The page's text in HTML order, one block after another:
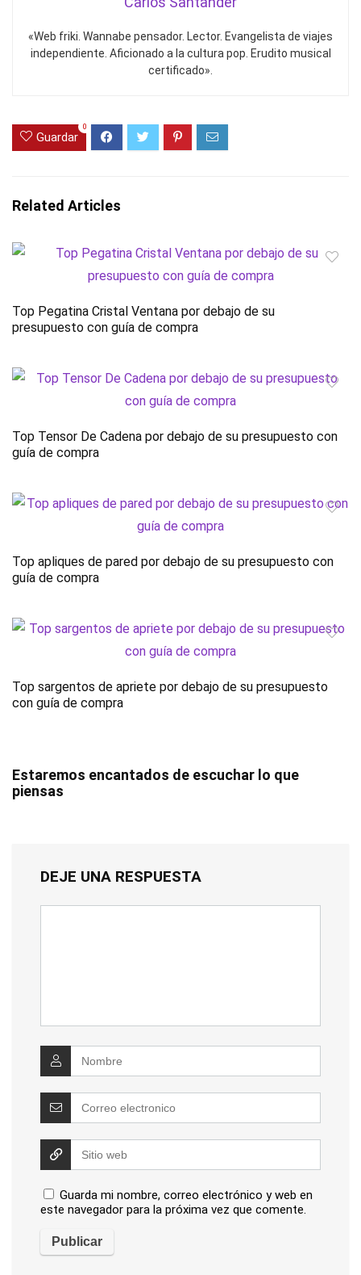
«Web friki. Wannabe pensador. Lector. Evangelista de viajes
independiente. Aficionado a la cultura pop. Erudito musical
certificado».
Guardar
0
Related Articles
Top Pegatina Cristal Ventana por debajo de su
presupuesto con guía de compra
Top Tensor De Cadena por debajo de su presupuesto con
guía de compra
Top apliques de pared por debajo de su presupuesto con
guía de compra
Top sargentos de apriete por debajo de su presupuesto
con guía de compra
Estaremos encantados de escuchar lo que
piensas
DEJE UNA RESPUESTA
Guarda mi nombre, correo electrónico y web en
este navegador para la próxima vez que comente.